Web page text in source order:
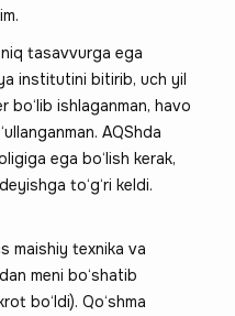
tasavvurga ega
institutini bitirib, uch yil
ishlaganman, havo
AQShda
ega bo‘lish kerak,
to‘g‘ri keldi.
maishiy texnika va
meni bo‘shatib
bo‘ldi). Qo‘shma